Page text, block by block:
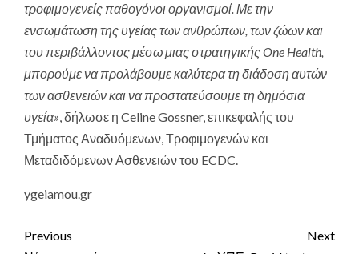
τροφιμογενείς παθογόνοι οργανισμοί. Με την
ενσωμάτωση της υγείας των ανθρώπων, των ζώων και
του περιβάλλοντος μέσω μιας στρατηγικής One Health,
μπορούμε να προλάβουμε καλύτερα τη διάδοση αυτών
των ασθενειών και να προστατεύσουμε τη δημόσια
υγεία», δήλωσε η Celine Gossner, επικεφαλής του
Τμήματος Αναδυόμενων, Τροφιμογενών και
Μεταδιδόμενων Ασθενειών του ECDC.
ygeiamou.gr
Continue
Previous
Next